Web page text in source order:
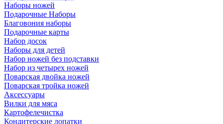
Наборы ножей
Подарочные Наборы
Благовония наборы
Подарочные карты
Набор досок
Наборы для детей
Набор ножей без подставки
Набор из четырех ножей
Поварская двойка ножей
Поварская тройка ножей
Аксессуары
Вилки для мяса
Картофелечистка
Кондитерские лопатки